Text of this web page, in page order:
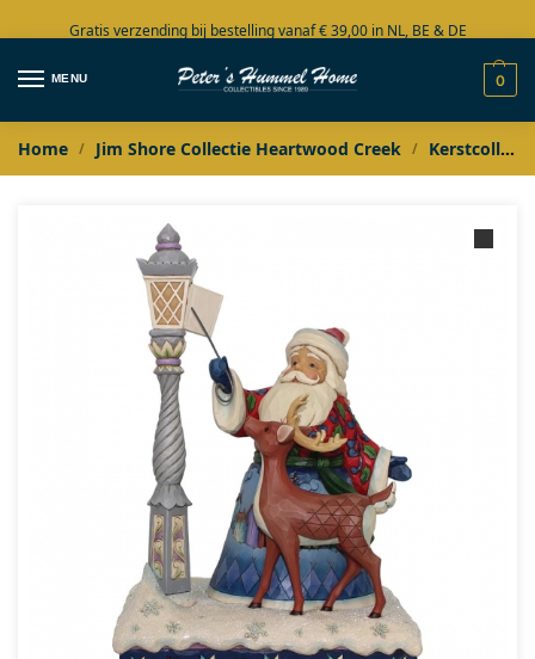
Gratis verzending bij bestelling vanaf € 39,00 in NL, BE & DE
Grote collectie in voorraad
MENU 0
Home / Jim Shore Collectie Heartwood Creek / Kerstcollectie